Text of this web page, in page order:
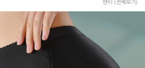
팬티 (전체보기)